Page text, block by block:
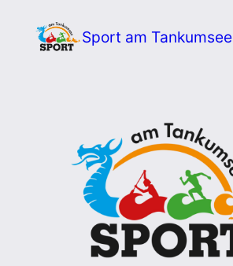
Inhalt
Sport am Tankumsee